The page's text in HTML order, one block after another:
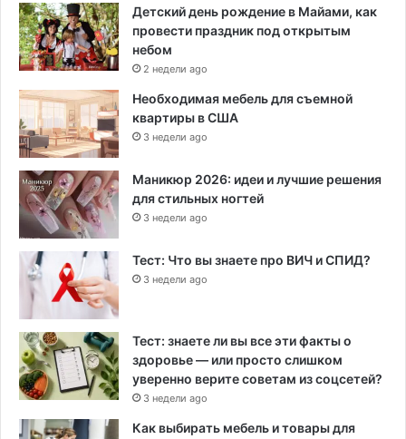
Детский день рождение в Майами, как
провести праздник под открытым
небом
2 недели ago
Необходимая мебель для съемной
квартиры в США
3 недели ago
Маникюр 2026: идеи и лучшие решения
для стильных ногтей
3 недели ago
Тест: Что вы знаете про ВИЧ и СПИД?
3 недели ago
Тест: знаете ли вы все эти факты о
здоровье — или просто слишком
уверенно верите советам из соцсетей?
3 недели ago
Как выбирать мебель и товары для